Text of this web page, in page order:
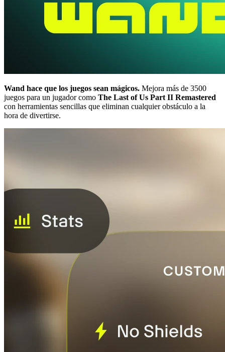
Wand hace que los juegos sean mágicos. Mejora más de 3500
juegos para un jugador como The Last of Us Part II Remastered
con herramientas sencillas que eliminan cualquier obstáculo a la
hora de divertirse.